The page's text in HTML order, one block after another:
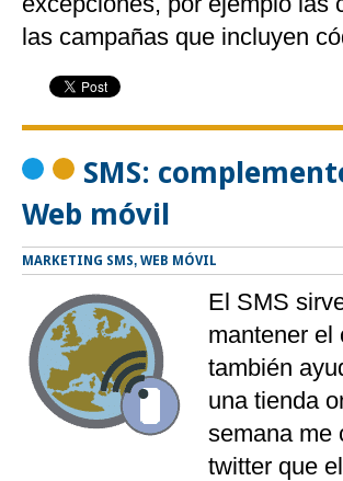
las campañas que incluyen
SMS:
Web móvil
MARKETING SMS, WEB MÓVIL
El SMS
mantener el
también
una tienda
semana me
twitter que